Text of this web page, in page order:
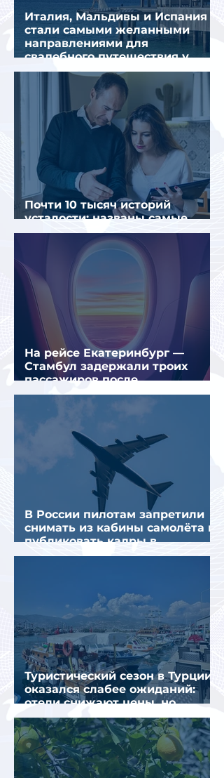
Италия, Мальдивы и Испания
стали самыми желанными
направлениями для
свадебного путешествия у
россиян
Почти 10 тысяч историй
усталости: названы самые
уставшие россияне
На рейсе Екатеринбург —
Стамбул задержали троих
пассажиров после
предполагаемой серии краж
В России пилотам запретили
снимать из кабины самолёта и
публиковать кадры в
интернете
Туристический сезон в Турции
оказался слабее ожиданий:
отели снижают цены, но
загрузка остается низкой